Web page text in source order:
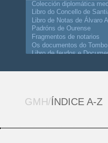
GMH/ÍNDICE A-Z